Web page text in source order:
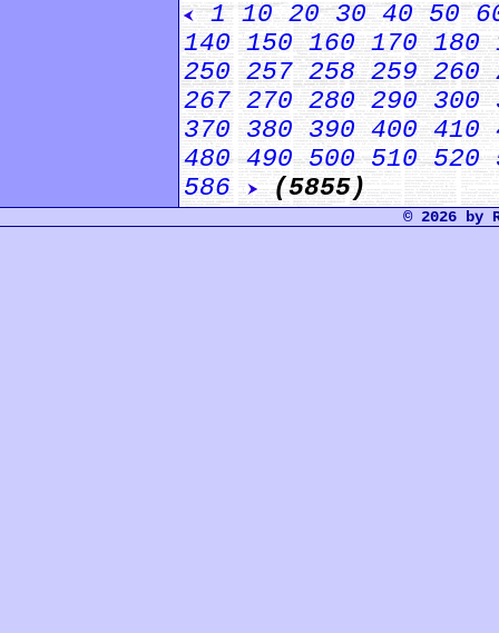
1 10 20 30 40 50
140 150 160 170 180
250 257 258 259 260
267 270 280 290 300
370 380 390 400 410
480 490 500 510 520
586
(5855)
© 2026 by